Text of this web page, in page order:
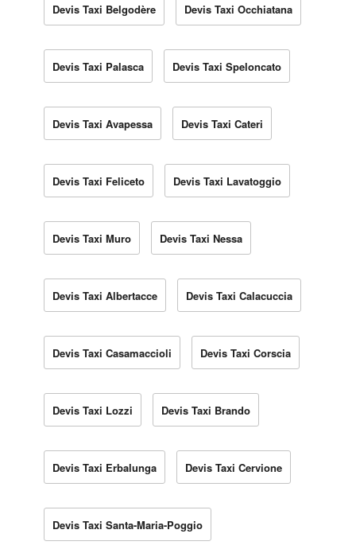
Devis Taxi Belgodère Devis Taxi Occhiatana
Devis Taxi Palasca Devis Taxi Speloncato
Devis Taxi Avapessa Devis Taxi Cateri
Devis Taxi Feliceto Devis Taxi Lavatoggio
Devis Taxi Muro Devis Taxi Nessa
Devis Taxi Albertacce Devis Taxi Calacuccia
Devis Taxi Casamaccioli Devis Taxi Corscia
Devis Taxi Lozzi Devis Taxi Brando
Devis Taxi Erbalunga Devis Taxi Cervione
Devis Taxi Santa-Maria-Poggio